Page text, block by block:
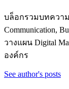
บล็อกรวมบทความ
Communication,
วางแผน Digital
องค์กร
See author's posts